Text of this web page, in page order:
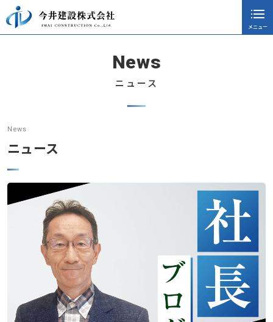
メニュー
閉じる
施工実績
ニュース
社長ブログ
お知らせ
CSR活動
ニュース発刊
現場レポート
News
ニュース
News
ニュース